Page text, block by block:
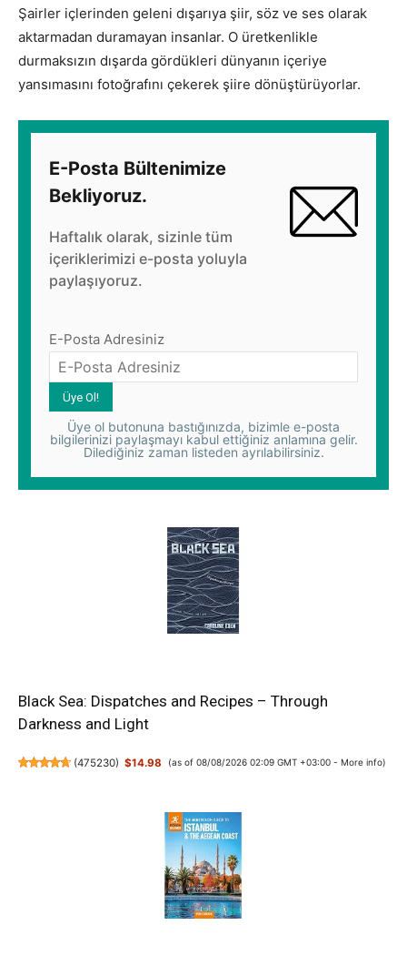
Şairler içlerinden geleni dışarıya şiir, söz ve ses olarak
aktarmadan duramayan insanlar. O üretkenlikle
durmaksızın dışarda gördükleri dünyanın içeriye
yansımasını fotoğrafını çekerek şiire dönüştürüyorlar.
E-Posta Bültenimize
Bekliyoruz.
Haftalık olarak, sizinle tüm
içeriklerimizi e-posta yoluyla
paylaşıyoruz.
E-Posta Adresiniz
Üye ol butonuna bastığınızda, bizimle e-posta
bilgilerinizi paylaşmayı kabul ettiğiniz anlamına gelir.
Dilediğiniz zaman listeden ayrılabilirsiniz.
Black Sea: Dispatches and Recipes – Through
Darkness and Light
(475230) $14.98 (as of 08/08/2026 02:09 GMT +03:00 - More info)